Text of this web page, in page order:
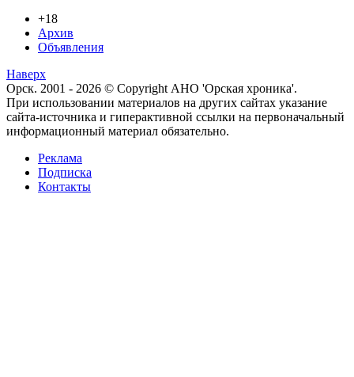
+18
Архив
Объявления
Наверх
Орск. 2001 - 2026 © Copyright АНО 'Орская хроника'.
При использовании материалов на других сайтах указание
сайта-источника и гиперактивной ссылки на первоначальный
информационный материал обязательно.
Реклама
Подписка
Контакты